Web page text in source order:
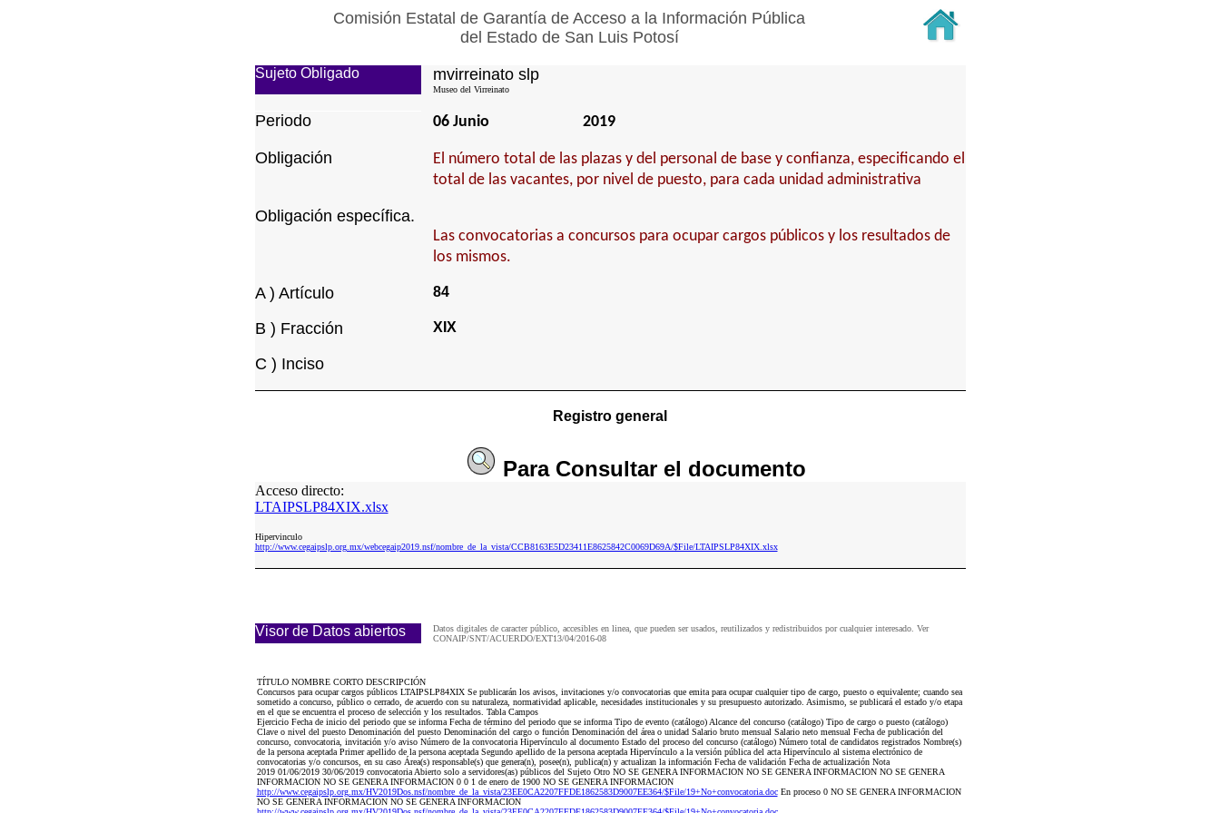
Comisión Estatal de Garantía de Acceso a la Información Pública
del Estado de San Luis Potosí
Sujeto Obligado mvirreinato slp
Museo del Virreinato
Periodo 06 Junio 2019
Obligación
El número total de las plazas y del personal de base y confianza, especificando el
total de las vacantes, por nivel de puesto, para cada unidad administrativa
Obligación específica.
Las convocatorias a concursos para ocupar cargos públicos y los resultados de
los mismos.
A ) Artículo 84
B ) Fracción XIX
C ) Inciso
Registro general
Para Consultarel documento
Acceso directo:
LTAIPSLP84XIX.xlsx
Hipervinculo
http://www.cegaipslp.org.mx/webcegaip2019.nsf/nombre_de_la_vista/CCB8163E5D23411E8625842C0069D69A/$File/LTAIPSLP84XIX.xlsx
Visor de Datos abiertos
Datos digitales de caracter público, accesibles en linea, que pueden ser usados, reutilizados y redistribuidos por cualquier interesado. Ver
CONAIP/SNT/ACUERDO/EXT13/04/2016-08
TÍTULO NOMBRE CORTO DESCRIPCIÓN
Concursos para ocupar cargos públicos LTAIPSLP84XIX Se publicarán los avisos, invitaciones y/o convocatorias que emita para ocupar cualquier tipo de cargo, puesto o equivalente; cuando sea
sometido a concurso, público o cerrado, de acuerdo con su naturaleza, normatividad aplicable, necesidades institucionales y su presupuesto autorizado. Asimismo, se publicará el estado y/o etapa
en el que se encuentra el proceso de selección y los resultados. Tabla Campos
Ejercicio Fecha de inicio del periodo que se informa Fecha de término del periodo que se informa Tipo de evento (catálogo) Alcance del concurso (catálogo) Tipo de cargo o puesto (catálogo)
Clave o nivel del puesto Denominación del puesto Denominación del cargo o función Denominación del área o unidad Salario bruto mensual Salario neto mensual Fecha de publicación del
concurso, convocatoria, invitación y/o aviso Número de la convocatoria Hipervínculo al documento Estado del proceso del concurso (catálogo) Número total de candidatos registrados Nombre(s)
de la persona aceptada Primer apellido de la persona aceptada Segundo apellido de la persona aceptada Hipervínculo a la versión pública del acta Hipervínculo al sistema electrónico de
convocatorias y/o concursos, en su caso Área(s) responsable(s) que genera(n), posee(n), publica(n) y actualizan la información Fecha de validación Fecha de actualización Nota
2019 01/06/2019 30/06/2019 convocatoria Abierto solo a servidores(as) públicos del Sujeto Otro NO SE GENERA INFORMACION NO SE GENERA INFORMACION NO SE GENERA
INFORMACION NO SE GENERA INFORMACION 0 0 1 de enero de 1900 NO SE GENERA INFORMACION
http://www.cegaipslp.org.mx/HV2019Dos.nsf/nombre_de_la_vista/23EE0CA2207FFDE1862583D9007EE364/$File/19+No+convocatoria.docEn proceso 0 NO SE GENERA INFORMACION
NO SE GENERA INFORMACION NO SE GENERA INFORMACION